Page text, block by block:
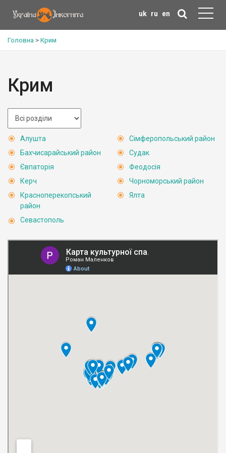
uk ru en
Головна > Крим
Крим
Алушта
Бахчисарайський район
Євпаторія
Керч
Красноперекопський
район
Севастополь
Сімферопольський район
Судак
Феодосія
Чорноморський район
Ялта